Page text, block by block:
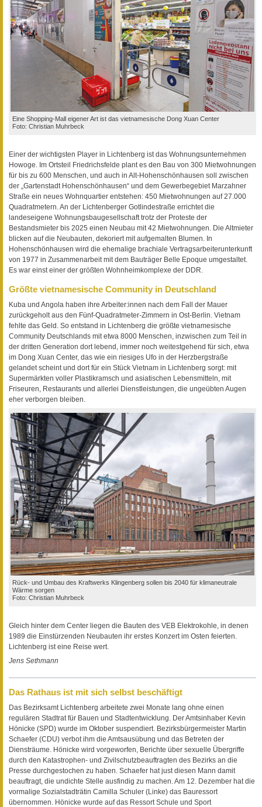
Eine Shopping-Mall eigener Art ist das vietnamesische Dong Xuan Center
Foto: Christian Muhrbeck
Einer der wichtigsten Player in Lichtenberg ist das Wohnungsunternehmen
Howoge. Im Ortsteil Friedrichsfelde plant es den Bau von 300 Mietwohnungen
für bis zu 600 Menschen, und auch in Alt-Hohenschönhausen soll zwischen
der „Gartenstadt Hohenschönhausen“ und dem Gewerbegebiet Marzahner
Straße ein neues Wohnquartier entstehen: 450 Mietwohnungen auf 27.000
Quadratmetern. An der Lichtenberger Gotlindestraße errichtet die
landeseigene Wohnungsbaugesellschaft trotz der Proteste der
Bestandsmieter bis 2025 einen Neubau mit 42 Mietwohnungen. Die Altmieter
blicken auf die Neubauten, dekoriert mit aufgemalten Blumen. In
Hohenschönhausen wird die ehemalige brachiale Vertragsarbeiterunterkunft
von 1977 in Zusammenarbeit mit dem Bauträger Belle Epoque umgestaltet.
Es war einst einer der größten Wohnheimkomplexe der DDR.
Größte vietnamesische Community in Deutschland
Kuba und Angola haben ihre Arbeiter:innen nach dem Fall der Mauer
zurückgeholt aus den Fünf-Quadratmeter-Zimmern in Ost-Berlin. Vietnam
fehlte das Geld. So entstand in Lichtenberg die größte vietnamesische
Community Deutschlands mit etwa 8000 Menschen, inzwischen zum Teil in
der dritten Generation dort lebend, immer noch weitestgehend für sich, etwa
im Dong Xuan Center, das wie ein riesiges Ufo in der Herzbergstraße
gelandet scheint und dort für ein Stück Vietnam in Lichtenberg sorgt: mit
Supermärkten voller Plastikramsch und asiatischen Lebensmitteln, mit
Friseuren, Restaurants und allerlei Dienstleistungen, die ungeübten Augen
eher verborgen bleiben.
Rück- und Umbau des Kraftwerks Klingenberg sollen bis 2040 für klimaneutrale
Wärme sorgen
Foto: Christian Muhrbeck
Gleich hinter dem Center liegen die Bauten des VEB Elektrokohle, in denen
1989 die Einstürzenden Neubauten ihr erstes Konzert im Osten feierten.
Lichtenberg ist eine Reise wert.
Jens Sethmann
Das Rathaus ist mit sich selbst beschäftigt
Das Bezirksamt Lichtenberg arbeitete zwei Monate lang ohne einen
regulären Stadtrat für Bauen und Stadtentwicklung. Der Amtsinhaber Kevin
Hönicke (SPD) wurde im Oktober suspendiert. Bezirksbürgermeister Martin
Schaefer (CDU) verbot ihm die Amtsausübung und das Betreten der
Diensträume. Hönicke wird vorgeworfen, Berichte über sexuelle Übergriffe
durch den Katastrophen- und Zivilschutzbeauftragten des Bezirks an die
Presse durchgestochen zu haben. Schaefer hat just diesen Mann damit
beauftragt, die undichte Stelle ausfindig zu machen. Am 12. Dezember hat die
vormalige Sozialstadträtin Camilla Schuler (Linke) das Bauressort
übernommen. Hönicke wurde auf das Ressort Schule und Sport